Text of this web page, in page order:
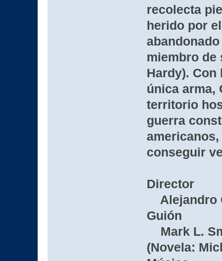
recolecta
herido por
miembro de
Hardy). Con
única arma,
territorio
guerra
conseguir
Director
Alejandro
Guión
Mark L.
(Novela: